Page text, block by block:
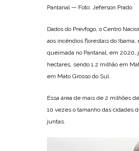
Pantanal — Foto: Jeferson Prado
Dados do Prevfogo, o Centro
aos incêndios florestais do Ibama,
queimada no Pantanal, em 2020,
hectares, sendo 1,2 milhão em
em Mato Grosso do Sul.
Essa área de mais de 2 milhões
10 vezes o tamanho das cidades
juntas.